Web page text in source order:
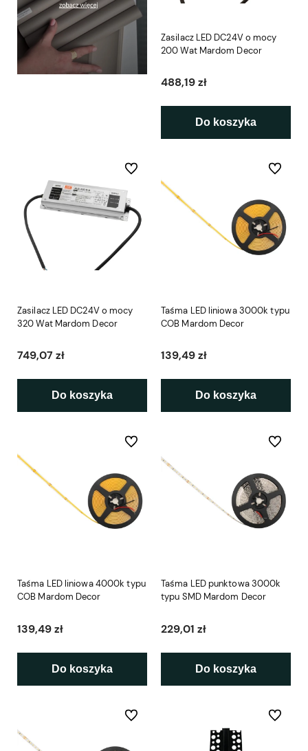
Zasilacz LED DC24V o mocy
200 Wat Mardom Decor
488,19 zł
Do koszyka
Zasilacz LED DC24V o mocy
320 Wat Mardom Decor
749,07 zł
Do koszyka
Do ulubionych
Taśma LED liniowa 3000k typu
COB Mardom Decor
139,49 zł
Do koszyka
Do
Taśma LED liniowa 4000k typu
COB Mardom Decor
139,49 zł
Do koszyka
Do ulubionych
Taśma LED punktowa 3000k
typu SMD Mardom Decor
229,01 zł
Do koszyka
Do
Do ulubionych Do